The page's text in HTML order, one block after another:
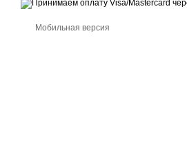
Мобильная версия